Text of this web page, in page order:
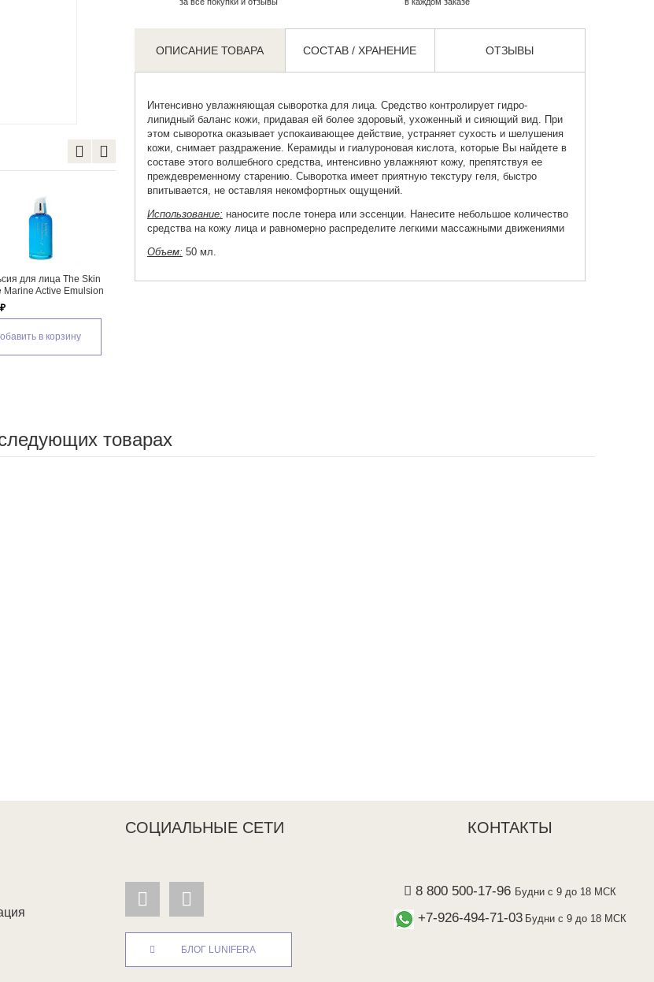
Крем для лица The Skin
House Marine Active Cream
1 790 ₽
Добавить в корзину
за все покупки и отзывы в каждом заказе
ОПИСАНИЕ ТОВАРА СОСТАВ / ХРАНЕНИЕ ОТЗЫВЫ
Интенсивно увлажняющая сыворотка для лица. Средство контролирует гидро-
липидный баланс кожи, придавая ей более здоровый, ухоженный и сияющий вид. При
этом сыворотка оказывает успокаивающее действие, устраняет сухость и шелушения
кожи, снимает раздражение. Керамиды и гиалуроновая кислота, которые Вы найдете в
составе этого волшебного средства, интенсивно увлажняют кожу, препятствуя ее
преждевременному старению. Сыворотка имеет приятную текстуру геля, быстро
впитывается, не оставляя некомфортных ощущений.
Использование: наносите после тонера или эссенции. Нанесите небольшое количество
средства на кожу лица и равномерно распределите легкими массажными движениями
Объем: 50 мл.
товарах
СОЦИАЛЬНЫЕ СЕТИ КОНТАКТЫ
БЛОГ LUNIFERA
8 800 500-17-96 Будни с 9 до 18 МСК
+7-926-494-71-03 Будни с 9 до 18 МСК